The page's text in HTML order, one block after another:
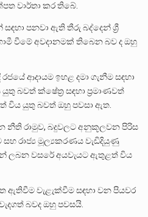
වාර්තා කර තිබේ.
පනවා ඇති තීරු බද්දෙන් ශ්‍රී
වීමේ අවදානමක් තිබෙන බව ද ඔහු
ආදායම ඉහළ දමා ගැනීම සඳහා
බවත් ක්ෂේත්‍ර සඳහා ප්‍රමාණවත්
විය යුතු බවත් ඔහු පවසා ඇත.
නීති රාමුව, බදුවලට අනුකූලවන පිරිස
සහ රාජ්‍ය මූල්‍යකරණය වැඩිදියුණු
ලබන වසරේ අයවැයට ඇතුළත් විය
ඇතිවීම වැළැක්වීම සඳහා වන පියවර
බවද ඔහු පවසයි.